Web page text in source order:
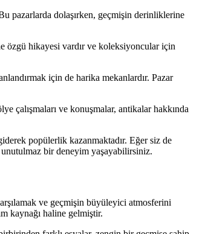
pazarlarda dolaşırken, geçmişin derinliklerine
özgü hikayesi vardır ve koleksiyoncular için
için de harika mekanlardır. Pazar
çalışmaları ve konuşmalar, antikalar hakkında
popülerlik kazanmaktadır. Eğer siz de
bir deneyim yaşayabilirsiniz.
ve geçmişin büyüleyici atmosferini
kaynağı haline gelmiştir.